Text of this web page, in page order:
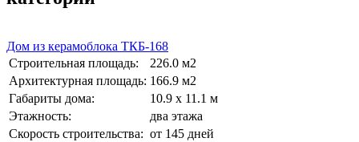
Дом из керамоблока ТКБ-168
Строительная площадь:
226.0 м2
Архитектурная площадь: 166.9 м2
Габариты дома:
10.9 х 11.1 м
Этажность:
два этажа
Скорость строительства: от 145 дней